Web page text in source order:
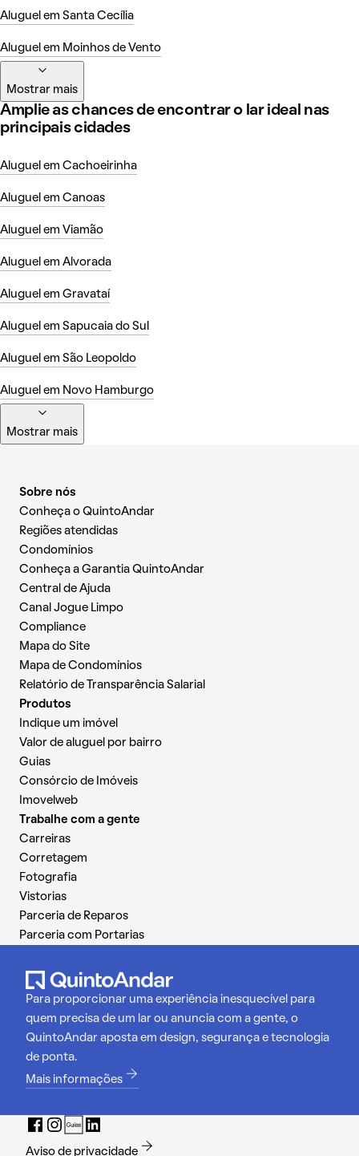
Aluguel em Santa Cecília
Aluguel em Moinhos de Vento
Mostrar mais
Amplie as chances de encontrar o lar ideal nas
principais cidades
Aluguel em Cachoeirinha
Aluguel em Canoas
Aluguel em Viamão
Aluguel em Alvorada
Aluguel em Gravataí
Aluguel em Sapucaia do Sul
Aluguel em São Leopoldo
Aluguel em Novo Hamburgo
Mostrar mais
Sobre nós
Conheça o QuintoAndar
Regiões atendidas
Condomínios
Conheça a Garantia QuintoAndar
Central de Ajuda
Canal Jogue Limpo
Compliance
Mapa do Site
Mapa de Condomínios
Relatório de Transparência Salarial
Produtos
Indique um imóvel
Valor de aluguel por bairro
Guias
Consórcio de Imóveis
Imovelweb
Trabalhe com a gente
Carreiras
Corretagem
Fotografia
Vistorias
Parceria de Reparos
Parceria com Portarias
Para proporcionar uma experiência inesquecível para
quem precisa de um lar ou anuncia com a gente, o
QuintoAndar aposta em design, segurança e tecnologia
de ponta.
Mais informações
Aviso de privacidade